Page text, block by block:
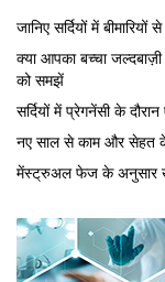
जानिए सर्दियों में
क्या आपका बच्चा
को समझें
सर्द‍ियों में प्रेगनेंसी के
नए साल से काम और सेहत
मेंस्ट्रुअल फेज के अनुसार